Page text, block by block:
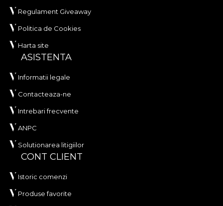
Regulament Giveaway
Politica de Cookies
Harta site
ASISTENTA
Informatii legale
Contacteaza-ne
Intrebari frecvente
ANPC
Solutionarea litigiilor
CONT CLIENT
Istoric comenzi
Produse favorite